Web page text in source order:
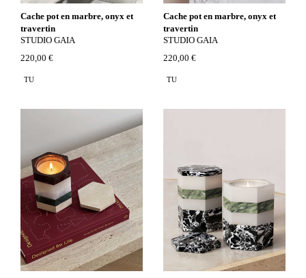
Cache pot en marbre, onyx et
travertin
STUDIO GAIA
220,00 €
TU
Cache pot en marbre, onyx et
travertin
STUDIO GAIA
220,00 €
TU